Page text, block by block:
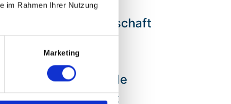
im Rahmen Ihrer Nutzung
Marketing
nur ein gutes
als Teil der Gesellschaft
bestätigt, wurde
finanzielle Stabilität